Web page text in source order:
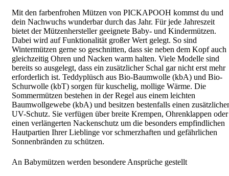
Mit den farbenfrohen Mützen von PICKAPOOH kommst du und
dein Nachwuchs wunderbar durch das Jahr. Für jede Jahreszeit
bietet der Mützenhersteller geeignete Baby- und Kindermützen.
Dabei wird auf Funktionalität großer Wert gelegt. So sind
Wintermützen gerne so geschnitten, dass sie neben dem Kopf auch
gleichzeitig Ohren und Nacken warm halten. Viele Modelle sind
bereits so ausgelegt, dass ein zusätzlicher Schal gar nicht erst mehr
erforderlich ist. Teddyplüsch aus Bio-Baumwolle (kbA) und Bio-
Schurwolle (kbT) sorgen für kuschelig, mollige Wärme. Die
Sommermützen bestehen in der Regel aus einem leichten
Baumwollgewebe (kbA) und besitzen bestenfalls einen
UV-Schutz. Sie verfügen über breite Krempen, Ohrenklappen oder
einen verlängerten Nackenschutz um die besonders empfindlichen
Hautpartien Ihrer Lieblinge vor schmerzhaften und gefährlichen
Sonnenbränden zu schützen.
An Babymützen werden besondere Ansprüche gestellt